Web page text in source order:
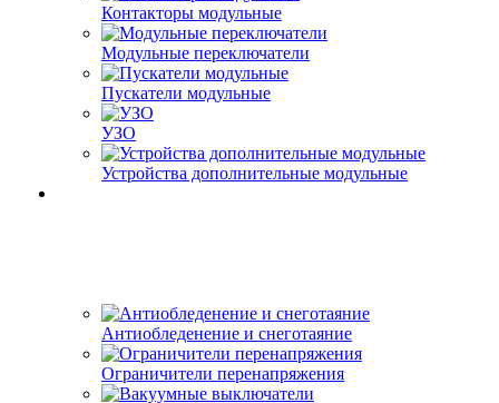
Контакторы модульные
Модульные переключатели
Пускатели модульные
УЗО
Устройства дополнительные модульные
Антиобледенение и снеготаяние
Ограничители перенапряжения